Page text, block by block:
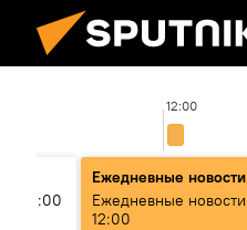
12:00
11:00
Ежедневные новости
Ежедневные
12:00